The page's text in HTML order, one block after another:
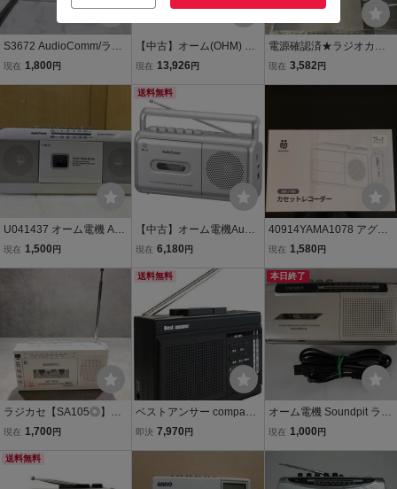
S3672 AudioComm/ラジ
カセ/RCS-331Z/ポータブ
現在 1,800 円
【中古】オーム(OHM) Au
dioComm ラジカセ ラジ
音再生 ステレオ RCS-351
Z 07-8379 OHM
現在 13,926 円
電源確認済★ラジオカセ
ットレコーダー RCS-331
現在 3,582 円
U041437 オーム電機 Aud
ioComm ラジカセ ラジオ
351Z テープ再生／早送り
／巻き戻しOK 現状品 0
現在 1,500 円
送料無料
【中古】オーム電機Audio
Comm ラジカセ モノラル
ー カセットデッキ シルバ
ー RCS-531Z 03-5010 O
HM
現在 6,180 円
40914YAMA1078 アグレ
クション ラジカセ AM/FM
R-01B ブラック 黒 緊急時
避難グッツ ラジオ 新品
現在 1,580 円
ラジカセ【SA105◎】WI
NTECH SCT-R223 ラ
219
現在 1,700 円
送料無料
ベストアンサー compax
多機能 コンパクト ラジカ
録音 CH
即決 7,970 円
本日終了
オーム電機 Soundpit ラジ
カセ RCS-M785K-W ラジ
9】
現在 1,000 円
送料無料